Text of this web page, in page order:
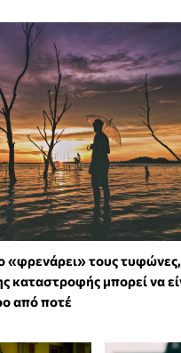
«φρενάρει» τους
καταστροφής μπορεί να
από ποτέ